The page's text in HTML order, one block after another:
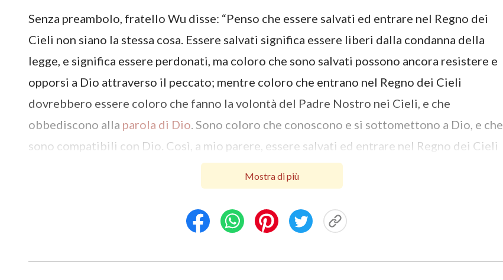
Senza preambolo, fratello Wu disse: “Penso che essere salvati ed entrare nel Regno dei
Cieli non siano la stessa cosa. Essere salvati significa essere liberi dalla condanna della
legge, e significa essere perdonati, ma coloro che sono salvati possono ancora resistere e
opporsi a Dio attraverso il peccato; mentre coloro che entrano nel Regno dei Cieli
dovrebbero essere coloro che fanno la volontà del Padre Nostro nei Cieli, e che
obbediscono alla parola di Dio. Sono coloro che conoscono e si sottomettono a Dio, e che
sono compatibili con Dio. Così, a mio parere, essere salvati ed entrare nel Regno dei Cieli
sono due cose diverse. Il Signore Gesù disse: ‘Poiché molti son chiamati, ma pochi eletti
. Spesso ho pensato: è probabile che coloro che sono chiamati si riferiscano a
coloro che sono stati perdonati, mentre coloro che sono stati eletti sono quelli che sono
entrati nel Regno dei Cieli. Ovvero, molti sono salvati, ma pochi entrano nel Regno dei
Mostra di più